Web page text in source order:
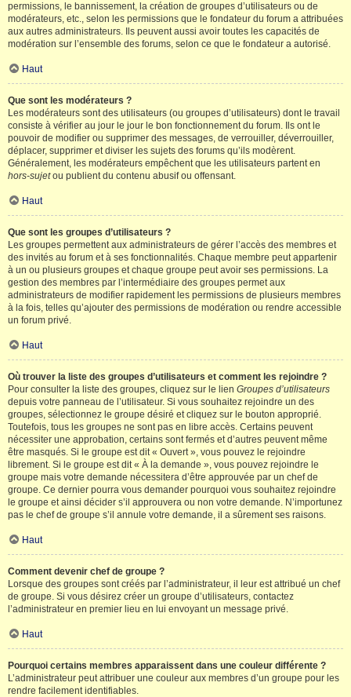
permissions, le bannissement, la création de groupes d’utilisateurs ou de
modérateurs, etc., selon les permissions que le fondateur du forum a attribuées
aux autres administrateurs. Ils peuvent aussi avoir toutes les capacités de
modération sur l’ensemble des forums, selon ce que le fondateur a autorisé.
Haut
Que sont les modérateurs ?
Les modérateurs sont des utilisateurs (ou groupes d’utilisateurs) dont le travail
consiste à vérifier au jour le jour le bon fonctionnement du forum. Ils ont le
pouvoir de modifier ou supprimer des messages, de verrouiller, déverrouiller,
déplacer, supprimer et diviser les sujets des forums qu’ils modèrent.
Généralement, les modérateurs empêchent que les utilisateurs partent en
hors-sujetou publient du contenu abusif ou offensant.
Haut
Que sont les groupes d’utilisateurs ?
Les groupes permettent aux administrateurs de gérer l’accès des membres et
des invités au forum et à ses fonctionnalités. Chaque membre peut appartenir
à un ou plusieurs groupes et chaque groupe peut avoir ses permissions. La
gestion des membres par l’intermédiaire des groupes permet aux
administrateurs de modifier rapidement les permissions de plusieurs membres
à la fois, telles qu’ajouter des permissions de modération ou rendre accessible
un forum privé.
Haut
Où trouver la liste des groupes d’utilisateurs et comment les rejoindre ?
Pour consulter la liste des groupes, cliquez sur le lien Groupes d’utilisateurs
depuis votre panneau de l’utilisateur. Si vous souhaitez rejoindre un des
groupes, sélectionnez le groupe désiré et cliquez sur le bouton approprié.
Toutefois, tous les groupes ne sont pas en libre accès. Certains peuvent
nécessiter une approbation, certains sont fermés et d’autres peuvent même
être masqués. Si le groupe est dit « Ouvert », vous pouvez le rejoindre
librement. Si le groupe est dit « À la demande », vous pouvez rejoindre le
groupe mais votre demande nécessitera d’être approuvée par un chef de
groupe. Ce dernier pourra vous demander pourquoi vous souhaitez rejoindre
le groupe et ainsi décider s’il approuvera ou non votre demande. N’importunez
pas le chef de groupe s’il annule votre demande, il a sûrement ses raisons.
Haut
Comment devenir chef de groupe ?
Lorsque des groupes sont créés par l’administrateur, il leur est attribué un chef
de groupe. Si vous désirez créer un groupe d’utilisateurs, contactez
l’administrateur en premier lieu en lui envoyant un message privé.
Haut
Pourquoi certains membres apparaissent dans une couleur différente ?
L’administrateur peut attribuer une couleur aux membres d’un groupe pour les
rendre facilement identifiables.